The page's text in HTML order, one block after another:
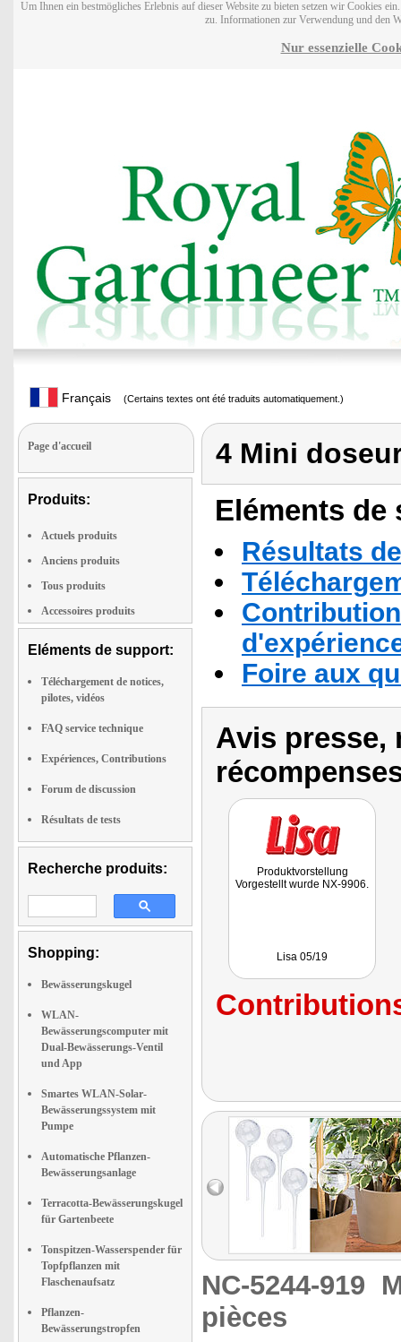
Um Ihnen ein bestmögliches Erlebnis auf dieser Website zu bieten setzen wir Cookies
zu. Informationen zur Verwendung und den
Nur essenzielle
Français (Certains textes ont été traduits automatiquement.)
Page d'accueil
Produits:
Actuels produits
Anciens produits
Tous produits
Accessoires produits
Eléments de support:
Téléchargement de notices,
pilotes, vidéos
FAQ service technique
Expériences, Contributions
Forum de discussion
Résultats de tests
Recherche produits:
Shopping:
Bewässerungskugel
WLAN-
Bewässerungscomputer mit
Dual-Bewässerungs-Ventil
und App
Smartes WLAN-Solar-
Bewässerungssystem mit
Pumpe
Automatische Pflanzen-
Bewässerungsanlage
Terracotta-Bewässerungskugel
für Gartenbeete
Tonspitzen-Wasserspender für
Topfpflanzen mit
Flaschenaufsatz
Pflanzen-
Bewässerungstropfen
4 Mini
Eléments
Résultats
Foire aux
Avis presse,
Produktvorstellung
Vorgestellt wurde NX-9906.
Lisa 05/19
NC-5244-919
pièces